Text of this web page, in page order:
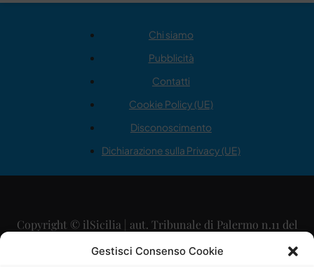
Gestisci Consenso Cookie
Chi siamo
Pubblicità
Contatti
Cookie Policy (UE)
Disconoscimento
Dichiarazione sulla Privacy (UE)
Copyright © ilSicilia | aut. Tribunale di Palermo n.11 del
29/09/2015